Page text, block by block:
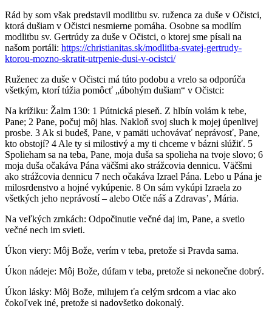
Rád by som však predstavil modlitbu sv. ruženca za duše v Očistci,
ktorá dušiam v Očistci nesmierne pomáha. Osobne sa modlím
modlitbu sv. Gertrúdy za duše v Očistci, o ktorej sme písali na
našom portáli: https://christianitas.sk/modlitba-svatej-gertrudy-
ktorou-mozno-skratit-utrpenie-dusi-v-ocistci/
Ruženec za duše v Očistci má túto podobu a vrelo sa odporúča
všetkým, ktorí túžia pomôcť „úbohým dušiam“ v Očistci:
Na krížiku: Žalm 130: 1 Pútnická pieseň. Z hlbín volám k tebe,
Pane; 2 Pane, počuj môj hlas. Nakloň svoj sluch k mojej úpenlivej
prosbe. 3 Ak si budeš, Pane, v pamäti uchovávať neprávosť, Pane,
kto obstojí? 4 Ale ty si milostivý a my ti chceme v bázni slúžiť. 5
Spolieham sa na teba, Pane, moja duša sa spolieha na tvoje slovo; 6
moja duša očakáva Pána väčšmi ako strážcovia dennicu. Väčšmi
ako strážcovia dennicu 7 nech očakáva Izrael Pána. Lebo u Pána je
milosrdenstvo a hojné vykúpenie. 8 On sám vykúpi Izraela zo
všetkých jeho neprávostí – alebo Otče náš a Zdravas’, Mária.
Na veľkých zrnkách: Odpočinutie večné daj im, Pane, a svetlo
večné nech im svieti.
Úkon viery: Môj Bože, verím v teba, pretože si Pravda sama.
Úkon nádeje: Môj Bože, dúfam v teba, pretože si nekonečne dobrý.
Úkon lásky: Môj Bože, milujem ťa celým srdcom a viac ako
čokoľvek iné, pretože si nadovšetko dokonalý.